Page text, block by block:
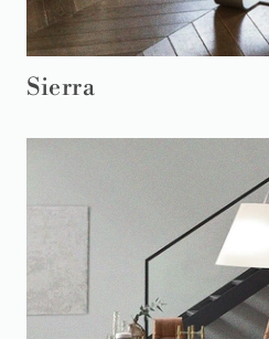
Sierra